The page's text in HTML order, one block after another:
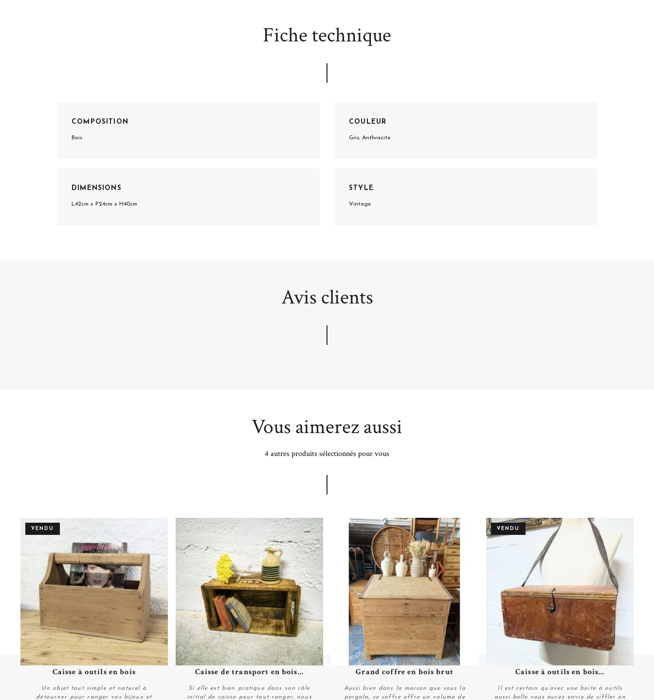
Fiche technique
COMPOSITION
Bois
COULEUR
Gris, Anthracite
DIMENSIONS
L42cm x P24cm x H40cm
STYLE
Vintage
Avis clients
Vous aimerez aussi
4 autres produits sélectionnés pour vous
Plus de détails
VENDU
Caisse à outils en bois
Un objet tout simple et naturel à
détourner pour ranger vos bijoux et
Plus de détails
Caisse de transport en bois...
Si elle est bien pratique dans son rôle
initial de caisse pour tout ranger, nous
Plus de détails
Grand coffre en bois brut
Aussi bien dans la maison que sous la
pergola, ce coffre offre un volume de
Plus de détails
VENDU
Caisse à outils en bois...
Il est certain qu’avec une boite à outils
aussi belle vous aurez envie de siffler en